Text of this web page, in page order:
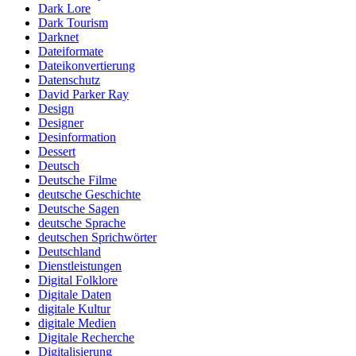
Dark Lore
Dark Tourism
Darknet
Dateiformate
Dateikonvertierung
Datenschutz
David Parker Ray
Design
Designer
Desinformation
Dessert
Deutsch
Deutsche Filme
deutsche Geschichte
Deutsche Sagen
deutsche Sprache
deutschen Sprichwörter
Deutschland
Dienstleistungen
Digital Folklore
Digitale Daten
digitale Kultur
digitale Medien
Digitale Recherche
Digitalisierung